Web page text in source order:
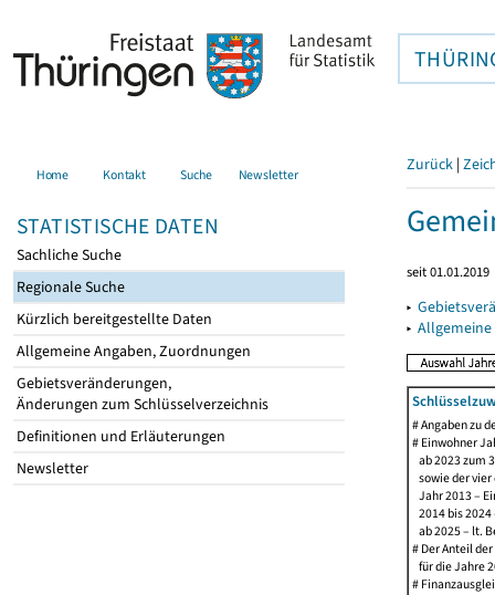
Home Kontakt Suche Newsletter
STATISTISCHE DATEN
Sachliche Suche
Regionale Suche
Kürzlich bereitgestellte Daten
Allgemeine Angaben, Zuordnungen
Gebietsveränderungen,
Änderungen zum Schlüsselverzeichnis
Definitionen und Erläuterungen
Newsletter
Zurück |
seit 01.01.2019
▸
▸
# Angaben zu
# Einwohner
ab 2023 zum
sowie der vier
Jahr 2013 –
2014 bis
ab 2025 – lt.
# Der Anteil
für die Jahre
#